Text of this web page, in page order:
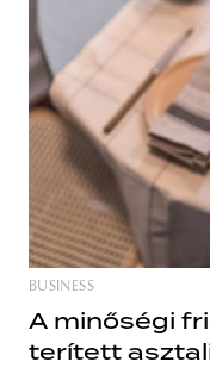
BUSINESS
A minőségi
terített